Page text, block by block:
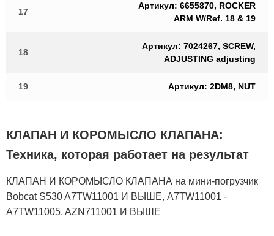
17
Артикул: 6655870, ROCKER
ARM W/Ref. 18 & 19
18
Артикул: 7024267, SCREW,
ADJUSTING adjusting
19 Артикул: 2DM8, NUT
КЛАПАН И КОРОМЫСЛО КЛАПАНА:
Техника, которая работает на результат
КЛАПАН И КОРОМЫСЛО КЛАПАНА на мини-погрузчик
Bobcat S530 A7TW11001 И ВЫШЕ, A7TW11001 -
A7TW11005, AZN711001 И ВЫШЕ